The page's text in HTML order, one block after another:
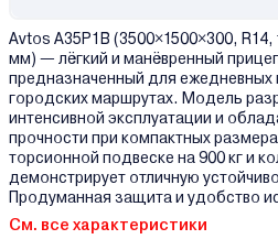
Avtos A35P1B (3500×1500×300, R14,
мм) — лёгкий и манёвренный
предназначенный для ежедневных
городских маршрутах. Модель
интенсивной эксплуатации и
прочности при компактных
торсионной подвеске на 900 кг и
демонстрирует отличную
Продуманная защита и удобство
См. все характеристики